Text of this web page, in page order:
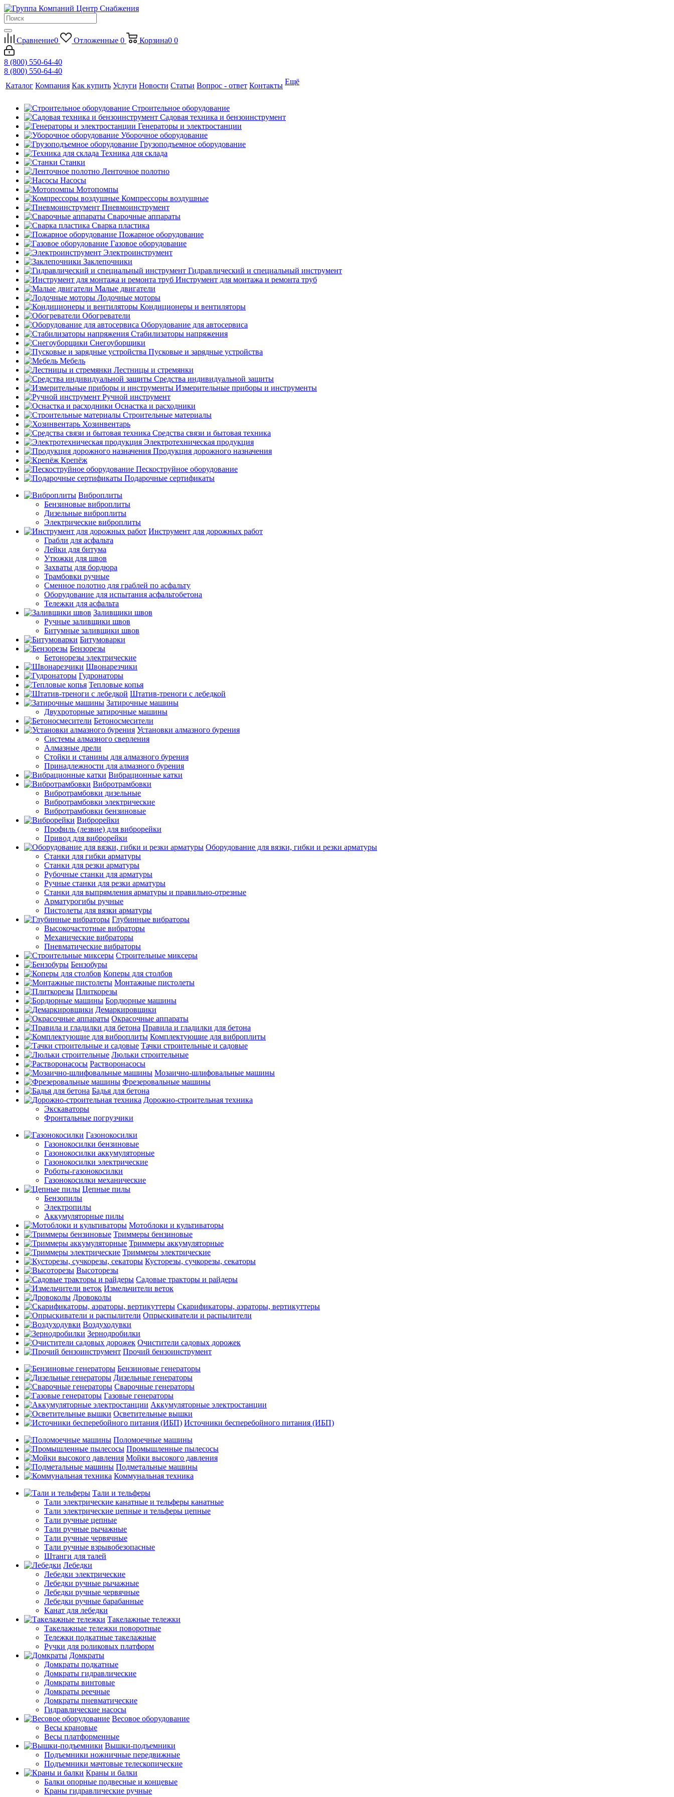
Сравнение0 Отложенные 0 Корзина0 0
8 (800) 550-64-40
8 (800) 550-64-40
Каталог Компания Как купить Услуги Новости Статьи Вопрос - ответ Контакты Ещё
Строительное оборудование
Садовая техника и бензоинструмент
Генераторы и электростанции
Уборочное оборудование
Грузоподъемное оборудование
Техника для склада
Станки
Ленточное полотно
Насосы
Мотопомпы
Компрессоры воздушные
Пневмоинструмент
Сварочные аппараты
Сварка пластика
Пожарное оборудование
Газовое оборудование
Электроинструмент
Заклепочники
Гидравлический и специальный инструмент
Инструмент для монтажа и ремонта труб
Малые двигатели
Лодочные моторы
Кондиционеры и вентиляторы
Обогреватели
Оборудование для автосервиса
Стабилизаторы напряжения
Снегоуборщики
Пусковые и зарядные устройства
Мебель
Лестницы и стремянки
Средства индивидуальной защиты
Измерительные приборы и инструменты
Ручной инструмент
Оснастка и расходники
Строительные материалы
Хозинвентарь
Средства связи и бытовая техника
Электротехническая продукция
Продукция дорожного назначения
Крепёж
Пескоструйное оборудование
Подарочные сертификаты
Виброплиты
Бензиновые виброплиты
Дизельные виброплиты
Электрические виброплиты
Инструмент для дорожных работ
Грабли для асфальта
Лейки для битума
Утюжки для швов
Захваты для бордюра
Трамбовки ручные
Сменное полотно для граблей по асфальту
Оборудование для испытания асфальтобетона
Тележки для асфальта
Заливщики швов
Ручные заливщики швов
Битумные заливщики швов
Битумоварки
Бензорезы
Бетонорезы электрические
Швонарезчики
Гудронаторы
Тепловые копья
Штатив-треноги с лебедкой
Затирочные машины
Двухроторные затирочные машины
Бетоносмесители
Установки алмазного бурения
Системы алмазного сверления
Алмазные дрели
Стойки и станины для алмазного бурения
Принадлежности для алмазного бурения
Вибрационные катки
Вибротрамбовки
Вибротрамбовки дизельные
Вибротрамбовки электрические
Вибротрамбовки бензиновые
Виброрейки
Профиль (лезвие) для виброрейки
Привод для виброрейки
Оборудование для вязки, гибки и резки арматуры
Станки для гибки арматуры
Станки для резки арматуры
Рубочные станки для арматуры
Ручные станки для резки арматуры
Станки для выпрямления арматуры и правильно-отрезные
Арматурогибы ручные
Пистолеты для вязки арматуры
Глубинные вибраторы
Высокочастотные вибраторы
Механические вибраторы
Пневматические вибраторы
Строительные миксеры
Бензобуры
Коперы для столбов
Монтажные пистолеты
Плиткорезы
Бордюрные машины
Демаркировщики
Окрасочные аппараты
Правила и гладилки для бетона
Комплектующие для виброплиты
Тачки строительные и садовые
Люльки строительные
Растворонасосы
Мозаично-шлифовальные машины
Фрезеровальные машины
Бадья для бетона
Дорожно-строительная техника
Экскаваторы
Фронтальные погрузчики
Газонокосилки
Газонокосилки бензиновые
Газонокосилки аккумуляторные
Газонокосилки электрические
Роботы-газонокосилки
Газонокосилки механические
Цепные пилы
Бензопилы
Электропилы
Аккумуляторные пилы
Мотоблоки и культиваторы
Триммеры бензиновые
Триммеры аккумуляторные
Триммеры электрические
Кусторезы, сучкорезы, секаторы
Высоторезы
Садовые тракторы и райдеры
Измельчители веток
Дровоколы
Скарификаторы, аэраторы, вертикуттеры
Опрыскиватели и распылители
Воздуходувки
Зернодробилки
Очистители садовых дорожек
Прочий бензоинструмент
Бензиновые генераторы
Дизельные генераторы
Сварочные генераторы
Газовые генераторы
Аккумуляторные электростанции
Осветительные вышки
Источники бесперебойного питания (ИБП)
Поломоечные машины
Промышленные пылесосы
Мойки высокого давления
Подметальные машины
Коммунальная техника
Тали и тельферы
Тали электрические канатные и тельферы канатные
Тали электрические цепные и тельферы цепные
Тали ручные цепные
Тали ручные рычажные
Тали ручные червячные
Тали ручные взрывобезопасные
Штанги для талей
Лебедки
Лебедки электрические
Лебедки ручные рычажные
Лебедки ручные червячные
Лебедки ручные барабанные
Канат для лебедки
Такелажные тележки
Такелажные тележки поворотные
Тележки подкатные такелажные
Ручки для роликовых платформ
Домкраты
Домкраты подкатные
Домкраты гидравлические
Домкраты винтовые
Домкраты реечные
Домкраты пневматические
Гидравлические насосы
Весовое оборудование
Весы крановые
Весы платформенные
Вышки-подъемники
Подъемники ножничные передвижные
Подъемники мачтовые телескопические
Краны и балки
Балки опорные подвесные и концевые
Краны гидравлические ручные